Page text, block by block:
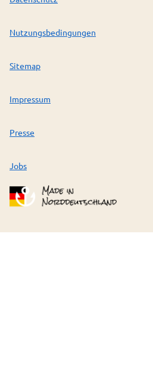
Nutzungsbedingungen
Sitemap
Impressum
Presse
Jobs